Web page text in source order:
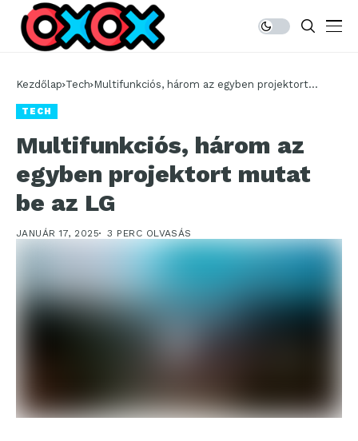
Kezdőlap Tech Multifunkciós, három az egyben projektort
TECH
Multifunkciós, három az
egyben projektort mutat
be az LG
JANUÁR 17, 2025 3 PERC OLVASÁS